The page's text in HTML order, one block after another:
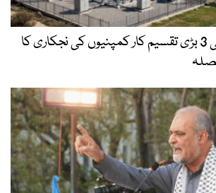
حکومت کا بجلی کی 3 بڑی تقسیم کار کمپنیوں کی نجکاری کا